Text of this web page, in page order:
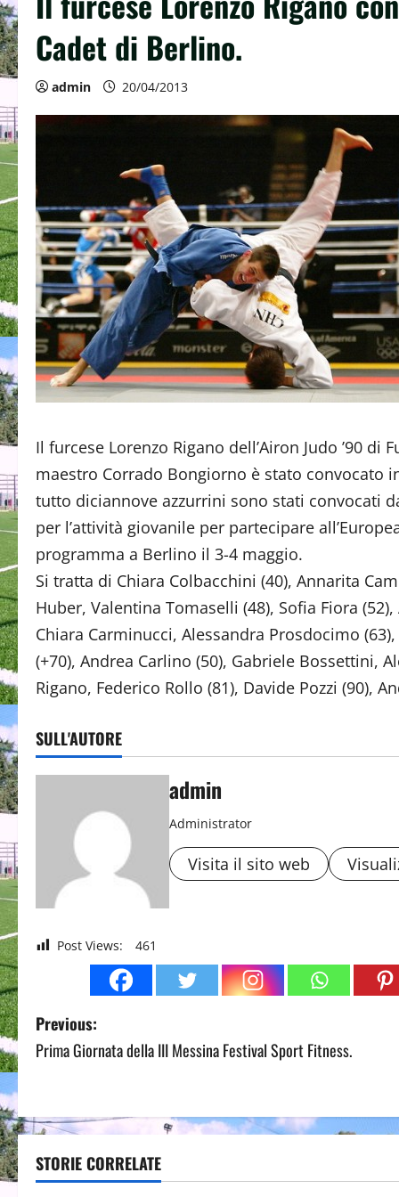
Cadet di Berlino.
admin 20/04/2013
Il furcese Lorenzo Rigano dell’Airon Judo ’90 di
maestro Corrado Bongiorno è stato convocato
tutto diciannove azzurrini sono stati convocati
per l’attività giovanile per partecipare
programma a Berlino il 3-4 maggio.
Si tratta di Chiara Colbacchini (40), Annarita
Huber, Valentina Tomaselli (48), Sofia Fiora
Chiara Carminucci, Alessandra Prosdocimo
(+70), Andrea Carlino (50), Gabriele Bossettini,
Rigano, Federico Rollo (81), Davide Pozzi (90),
SULL'AUTORE
admin
Administrator
Visita il sito web
Post Views: 461
P
o
t
n
Previous:
Prima Giornata della III Messina Festival Sport Fitness.
STORIE CORRELATE